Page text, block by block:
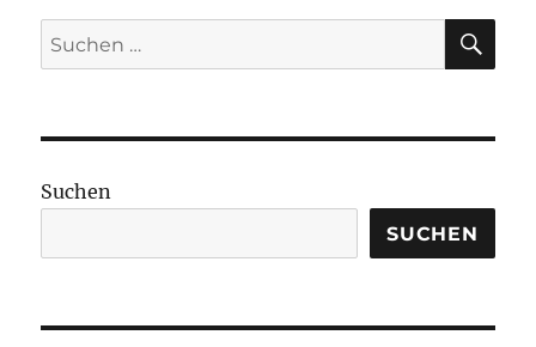
Suchen
nach:
Suchen
SUCHEN